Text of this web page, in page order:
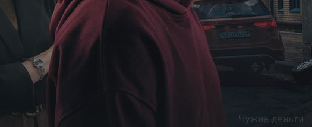
Чужие деньги